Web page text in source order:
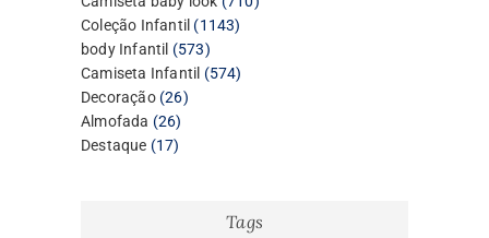
Coleção Infantil 11431143
body Infantil 573573
produtos
Camiseta Infantil 574574
Decoração 2626
Almofada 2626
produtos
Destaque 1717
Tags